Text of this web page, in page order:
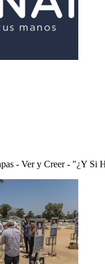
- Ver y Creer -